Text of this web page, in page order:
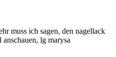
muss ich sagen, den nagellack
lg marysa